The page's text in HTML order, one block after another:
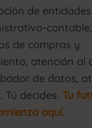
de
de compras y
atención al
de datos,
Tú decides. Tu
aquí.